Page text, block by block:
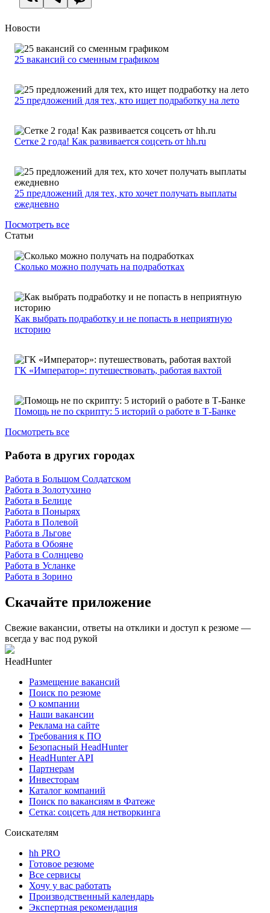
Новости
25 вакансий со сменным графиком
25 предложений для тех, кто ищет подработку на лето
Сетке 2 года! Как развивается соцсеть от hh.ru
25 предложений для тех, кто хочет получать выплаты
ежедневно
Посмотреть все
Статьи
Сколько можно получать на подработках
Как выбрать подработку и не попасть в неприятную
историю
ГК «Император»: путешествовать, работая вахтой
Помощь не по скрипту: 5 историй о работе в Т-Банке
Посмотреть все
Работа в других городах
Работа в Большом Солдатском
Работа в Золотухино
Работа в Белице
Работа в Понырях
Работа в Полевой
Работа в Льгове
Работа в Обояне
Работа в Солнцево
Работа в Усланке
Работа в Зорино
Скачайте приложение
Свежие вакансии, ответы на отклики и доступ к резюме —
всегда у вас под рукой
HeadHunter
Размещение вакансий
Поиск по резюме
О компании
Наши вакансии
Реклама на сайте
Требования к ПО
Безопасный HeadHunter
HeadHunter API
Партнерам
Инвесторам
Каталог компаний
Поиск по вакансиям в Фатеже
Сетка: соцсеть для нетворкинга
Соискателям
hh PRO
Готовое резюме
Все сервисы
Хочу у вас работать
Производственный календарь
Экспертная рекомендация